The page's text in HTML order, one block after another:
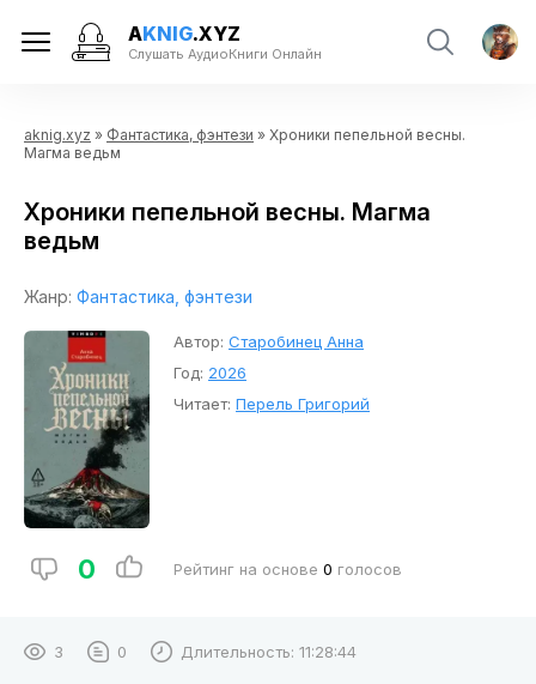
AKNIG.XYZ
Слушать АудиоКниги Онлайн
aknig.xyz » Фантастика, фэнтези » Хроники пепельной весны.
Магма ведьм
Хроники пепельной весны. Магма
ведьм
Жанр: Фантастика, фэнтези
Автор: Старобинец Анна
Год: 2026
Читает: Перель Григорий
0 Рейтинг на основе 0 голосов
3 0 Длительность: 11:28:44